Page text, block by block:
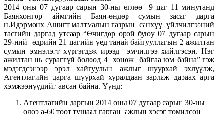
2014 оны 07 дугаар сарын 30-ны өглөө 9 цаг 11 минутанд
Баянхонгор аймгийн Баян-өндөр сумын засаг дарга
н.Идэрмөнх Ашигт малтмалын газрын санхүү, үйлчилгээний
тасгийн даргад утсаар “Өчигдөр орой буюу 07 дугаар сарын
29-ний өдрийн 21 цагийн үед танай байгууллагын 2 ажилтан
сумын эмнэлэгт хүргэгдэж ирээд эмчилгээ хийлгэсэн. Нэг
ажилтан нь сураггүй болоод 4 хонож байгаа юм байна” гэж
мэдэгдсэнээр эрэл хайгуулын ажлыг шуурхай эхлүүлж,
Агентлагийн дарга шуурхай хуралдаан зарлаж дараах арга
хэмжээнүүдийг авсан байна. Үүнд:
Агентлагийн даргын 2014 оны 07 дугаар сарын 30-ны
өдөр а-60 тоот тушаал гарган ажлын хэсэг томилсон